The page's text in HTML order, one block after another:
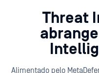
Threat
Alimentado pelo